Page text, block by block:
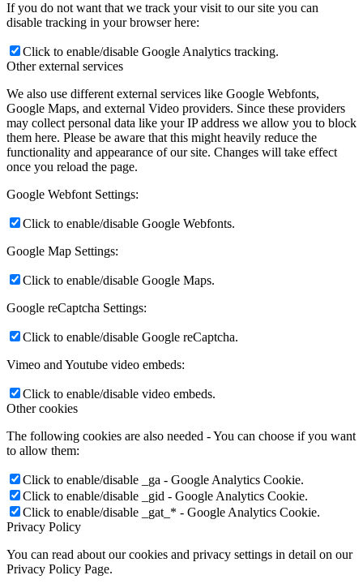
If you do not want that we track your visit to our site you can
disable tracking in your browser here:
Click to enable/disable Google Analytics tracking.
Other external services
We also use different external services like Google Webfonts,
Google Maps, and external Video providers. Since these providers
may collect personal data like your IP address we allow you to block
them here. Please be aware that this might heavily reduce the
functionality and appearance of our site. Changes will take effect
once you reload the page.
Google Webfont Settings:
Click to enable/disable Google Webfonts.
Google Map Settings:
Click to enable/disable Google Maps.
Google reCaptcha Settings:
Click to enable/disable Google reCaptcha.
Vimeo and Youtube video embeds:
Click to enable/disable video embeds.
Other cookies
The following cookies are also needed - You can choose if you want
to allow them:
Click to enable/disable _ga - Google Analytics Cookie.
Click to enable/disable _gid - Google Analytics Cookie.
Click to enable/disable _gat_* - Google Analytics Cookie.
Privacy Policy
You can read about our cookies and privacy settings in detail on our
Privacy Policy Page.